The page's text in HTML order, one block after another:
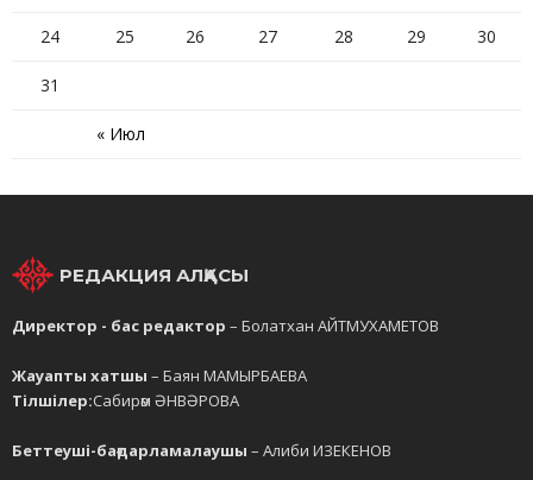
« Июл
24 25 26 27 28 29 30
31
РЕДАКЦИЯ АЛҚАСЫ
Директор - бас редактор – Болатхан АЙТМУХАМЕТОВ
Жауапты хатшы – Баян МАМЫРБАЕВА
Тілшілер:Сабирәм ӘНВӘРОВА
Беттеуші-бағдарламалаушы – Алиби ИЗЕКЕНОВ